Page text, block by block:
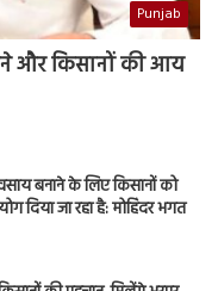
Punjab
और किसानों की आय
बनाने के लिए किसानों को
दिया जा रहा है: मोहिंदर भगत